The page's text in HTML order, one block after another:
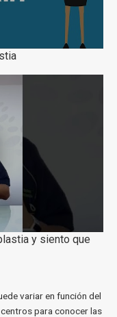
y siento que
variar en función del
para conocer las